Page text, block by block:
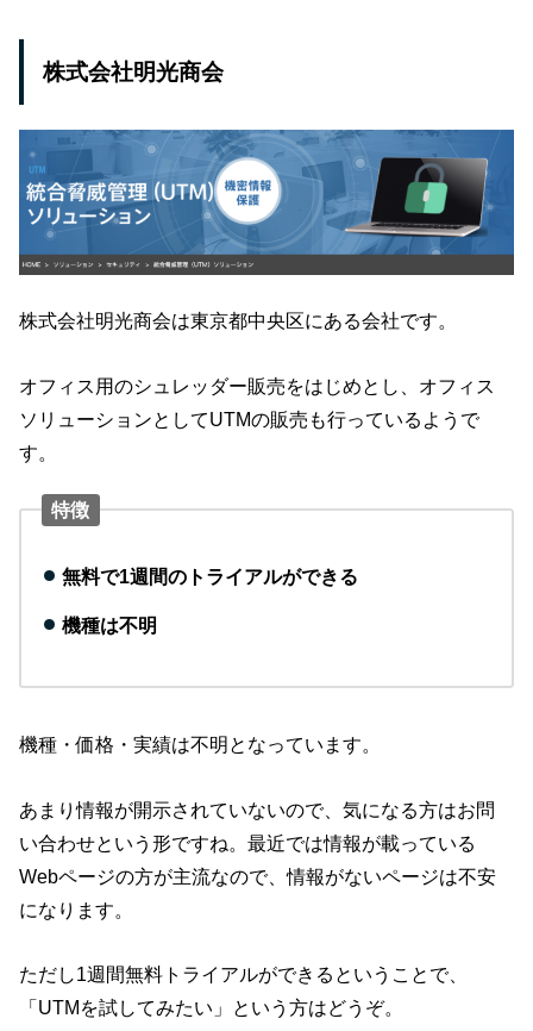
株式会社明光商会
株式会社明光商会は東京都中央区にある会社です。
オフィス用のシュレッダー販売をはじめとし、オフィス
ソリューションとしてUTMの販売も行っているようで
す。
特徴
無料で1週間のトライアルができる
機種は不明
機種・価格・実績は不明となっています。
あまり情報が開示されていないので、気になる方はお問
い合わせという形ですね。最近では情報が載っている
Webページの方が主流なので、情報がないページは不安
になります。
ただし1週間無料トライアルができるということで、
「UTMを試してみたい」という方はどうぞ。